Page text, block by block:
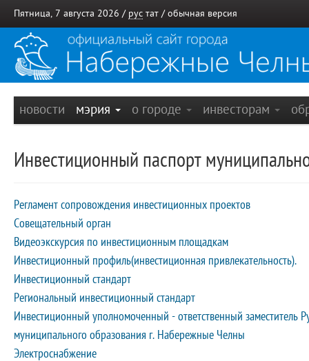
Пятница, 7 августа 2026 / рус тат / обычная версия
новости мэрия о городе инвесторам
Инвестиционный паспорт
Регламент сопровождения инвестиционных проектов
Совещательный орган
Видеоэкскурсия по инвестиционным площадкам
Инвестиционный профиль(инвестиционная привлекательность).
Инвестиционный стандарт
Региональный инвестиционный стандарт
Инвестиционный уполномоченный - ответственный заместитель
муниципального образования г. Набережные Челны
Электроснабжение